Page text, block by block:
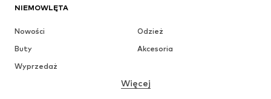
NIEMOWLĘTA
Nowości
Odzież
Buty
Akcesoria
Wyprzedaż
Więcej